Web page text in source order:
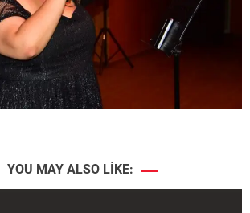
YOU MAY ALSO LIKE: